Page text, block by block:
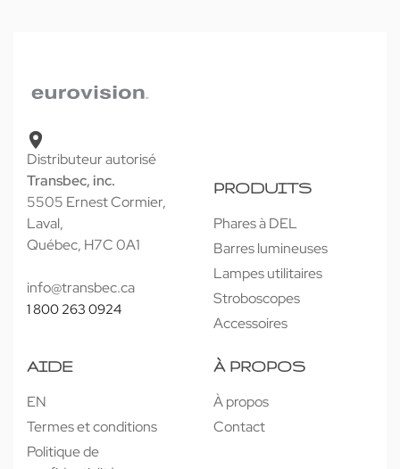
Distributeur autorisé
Transbec, inc.
Laval,
info@transbec.ca
1 800 263 0924
PRODUITS
Phares à DEL
Lampes utilitaires
Stroboscopes